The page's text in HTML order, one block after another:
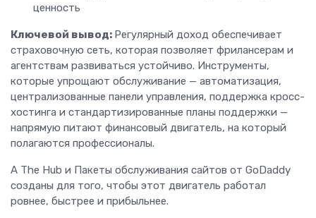
ценность
Ключевой вывод: Регулярный доход обеспечивает
страховочную сеть, которая позволяет фрилансерам и
агентствам развиваться устойчиво. Инструменты,
которые упрощают обслуживание — автоматизация,
централизованные панели управления, поддержка кросс-
хостинга и стандартизированные планы поддержки —
напрямую питают финансовый двигатель, на который
полагаются профессионалы.
А The Hub и Пакеты обслуживания сайтов от GoDaddy
созданы для того, чтобы этот двигатель работал
ровнее, быстрее и прибыльнее.